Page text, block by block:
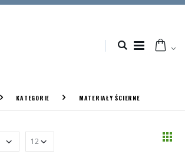
KATEGORIE MATERIAŁY ŚCIERNE